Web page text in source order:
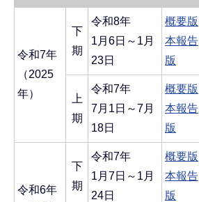
令和7年
（2025
年）
下
期
令和8年
1月6日～1月
23日
概要版
本報告
版
上
期
令和7年
7月1日～7月
18日
概要版
本報告
版
令和6年
下
期
令和7年
1月7日～1月
24日
概要版
本報告
版